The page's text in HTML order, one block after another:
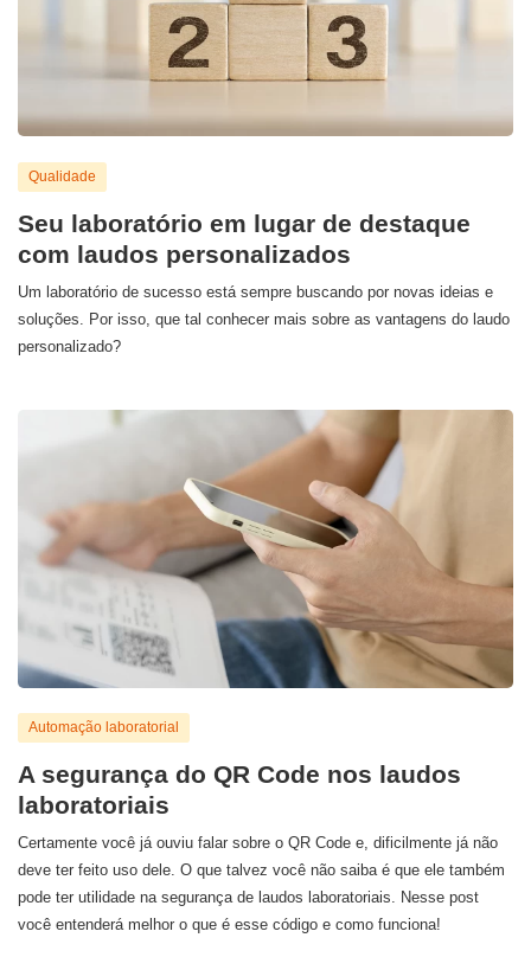
Qualidade
Seu laboratório em lugar de destaque
com laudos personalizados
Um laboratório de sucesso está sempre buscando por novas ideias e
soluções. Por isso, que tal conhecer mais sobre as vantagens do laudo
personalizado?
Automação laboratorial
A segurança do QR Code nos laudos
laboratoriais
Certamente você já ouviu falar sobre o QR Code e, dificilmente já não
deve ter feito uso dele. O que talvez você não saiba é que ele também
pode ter utilidade na segurança de laudos laboratoriais. Nesse post
você entenderá melhor o que é esse código e como funciona!